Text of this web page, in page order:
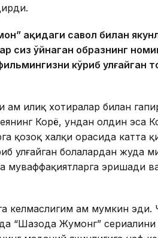
ҳақидаги савол билан
сиз ўйнаган образнинг
кўриб улғайган
ҳам илиқ хотиралар билан
Корё, ундан олдин эса
қозоқ халқи орасида катта
улғайган болалардан жуда
муваффақиятларга эришади
келмаслигим ҳам мумкин
“Шаҳзода Жумонг”